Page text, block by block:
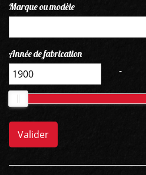
Marque ou modèle
Année de fabrication
-
Valider